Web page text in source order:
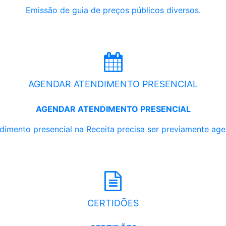
Emissão de guia de preços públicos diversos.
AGENDAR ATENDIMENTO PRESENCIAL
AGENDAR ATENDIMENTO PRESENCIAL
presencial na Receita precisa ser previamente
CERTIDÕES